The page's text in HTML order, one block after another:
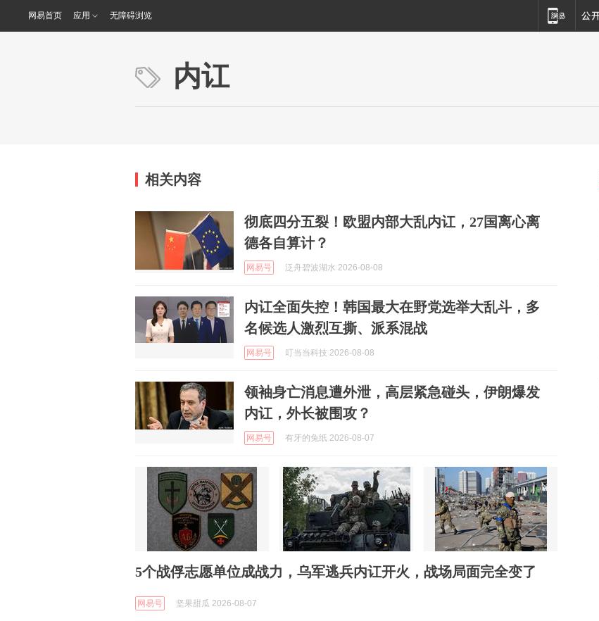
网易首页 应用 无障碍浏览
内讧
相关内容
彻底四分五裂！欧盟内部大乱内讧，27国离心离
德各自算计？
网易号 泛舟碧波湖水 2026-08-08
内讧全面失控！韩国最大在野党选举大乱斗，多
名候选人激烈互撕、派系混战
网易号 叮当当科技 2026-08-08
领袖身亡消息遭外泄，高层紧急碰头，伊朗爆发
内讧，外长被围攻？
网易号 有牙的兔纸 2026-08-07
5个战俘志愿单位成战力，乌军逃兵内讧开火，战场局面完全变了
网易号 坚果甜瓜 2026-08-07